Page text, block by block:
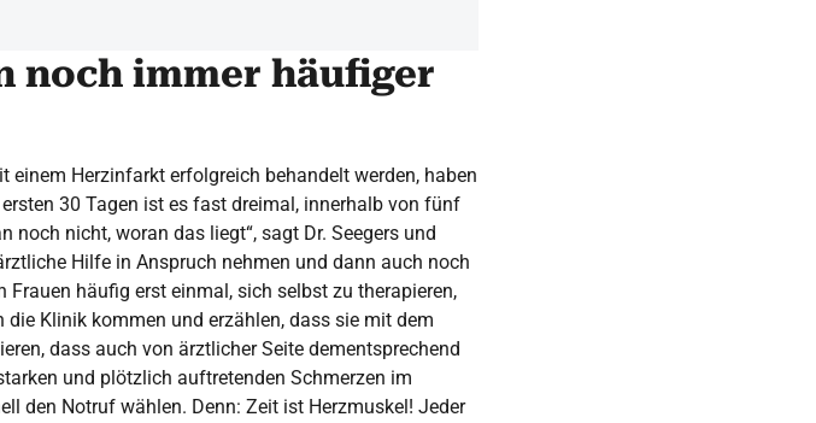
noch immer häufiger
einem Herzinfarkt erfolgreich behandelt werden, haben
30 Tagen ist es fast dreimal, innerhalb von fünf
nicht, woran das liegt“, sagt Dr. Seegers und
Hilfe in Anspruch nehmen und dann auch noch
Frauen häufig erst einmal, sich selbst zu therapieren,
Klinik kommen und erzählen, dass sie mit dem
dass auch von ärztlicher Seite dementsprechend
und plötzlich auftretenden Schmerzen im
den Notruf wählen. Denn: Zeit ist Herzmuskel! Jeder